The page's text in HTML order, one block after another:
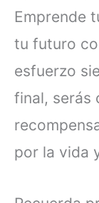
Emprende
tu futuro
esfuerzo
final, serás
por la vida